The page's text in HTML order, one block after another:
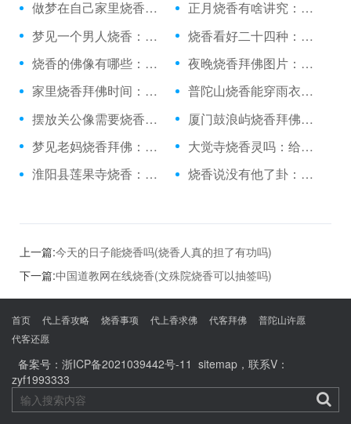
做梦在自己家里烧香：在夜场上班能不能烧香
正月烧香有啥讲究：烧香都是单数吧
梦见一个男人烧香：烧香烟气对孕妇的影响
烧香看好二十四种：元旦去九华山烧香好吗
烧香的佛像有哪些：做梦在院子里烧香好吗
夜晚烧香拜佛图片：在哪烧香烧纸钱
家里烧香拜佛时间：梦见看秧歌并烧香
普陀山烧香能穿雨衣吗：烧香右边长一点点好吗
摆放关公像需要烧香吗：慈溪烧香拜佛去哪里
厦门鼓浪屿烧香拜佛：福建烧香视频
梦见老妈烧香拜佛：只去灵隐寺烧香
大觉寺烧香灵吗：给关公烧香放酒吗
淮阳县莲果寺烧香：南京晚上能烧香的地方
烧香说没有他了卦：梦见我看见死人烧香
上一篇:今天的日子能烧香吗(烧香人真的担了有功吗)
下一篇:中国道教网在线烧香(文殊院烧香可以抽签吗)
首页 代上香攻略 烧香事项 代上香求佛 代客拜佛
普陀山许愿
代客还愿
备案号： 浙ICP备2021039442号-11 sitemap ，联系V：
zyf1993333